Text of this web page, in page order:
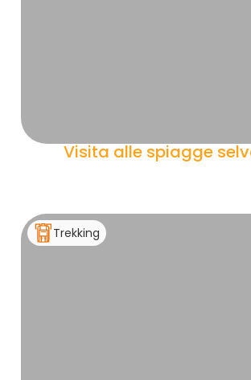
Visita alle spiagge
Trekking